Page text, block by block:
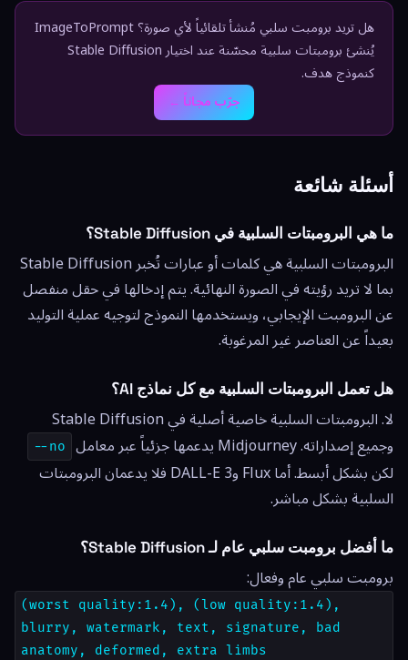
هل تريد برومبت سلبي مُنشأ تلقائياً لأي صورة؟ ImageToPrompt
يُنشئ برومبتات سلبية محسّنة عند اختيار Stable Diffusion
كنموذج هدف.
جرّب مجاناً ←
أسئلة شائعة
ما هي البرومبتات السلبية في Stable Diffusion؟
البرومبتات السلبية هي كلمات أو عبارات تُخبر Stable Diffusion
بما لا تريد رؤيته في الصورة النهائية. يتم إدخالها في حقل منفصل
عن البرومبت الإيجابي، ويستخدمها النموذج لتوجيه عملية التوليد
بعيداً عن العناصر غير المرغوبة.
هل تعمل البرومبتات السلبية مع كل نماذج AI؟
لا. البرومبتات السلبية خاصية أصلية في Stable Diffusion
وجميع إصداراته. Midjourney يدعمها جزئياً عبر معامل
--no
لكن بشكل أبسط. أما Flux وDALL-E 3 فلا يدعمان البرومبتات
السلبية بشكل مباشر.
ما أفضل برومبت سلبي عام لـ Stable Diffusion؟
برومبت سلبي عام وفعال:
(worst quality:1.4), (low quality:1.4),
blurry, watermark, text, signature, bad
anatomy, deformed, extra limbs